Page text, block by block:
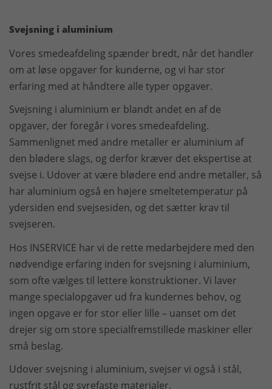
Svejsning i aluminium
Vores smedeafdeling spænder bredt, når det handler
om at løse opgaver for kunderne, og vi har stor
erfaring med at håndtere alle typer opgaver.
Svejsning i aluminium er blandt andet en af de
opgaver, der foregår i vores smedeafdeling.
Sammenlignet med andre metaller er aluminium af
den blødere slags, og derfor kræver det ekspertise at
svejse i. Udover at være blødere end andre metaller, så
har aluminium også en højere smeltetemperatur på
ydersiden end svejsesiden, og det sætter krav til
svejseren.
Hos INSERVICE har vi de rette medarbejdere med den
nødvendige erfaring inden for svejsning i aluminium,
som ofte vælges til lettere konstruktioner. Vi laver
mange specialopgaver ud fra kundernes behov, og
ingen opgave er for stor eller lille – uanset om det
drejer sig om store specialfremstillede maskiner eller
små beslag.
Udover svejsning i aluminium, svejser vi også i stål,
rustfrit stål og syrefaste materialer.